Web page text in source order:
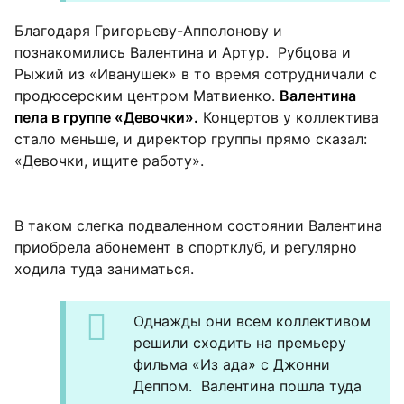
Благодаря Григорьеву-Апполонову и
познакомились Валентина и Артур. Рубцова и
Рыжий из «Иванушек» в то время сотрудничали с
продюсерским центром Матвиенко. Валентина
пела в группе «Девочки». Концертов у коллектива
стало меньше, и директор группы прямо сказал:
«Девочки, ищите работу».
В таком слегка подваленном состоянии Валентина
приобрела абонемент в спортклуб, и регулярно
ходила туда заниматься.
Однажды они всем коллективом
решили сходить на премьеру
фильма «Из ада» с Джонни
Деппом. Валентина пошла туда